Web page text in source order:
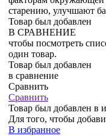
старению, улучшают
Товар был добавлен
В СРАВНЕНИЕ
чтобы посмотреть
один товар.
Товар был добавлен
в сравнение
Сравнить
Сравнить
Товар был добавлен в
Для того, чтобы
В избранное